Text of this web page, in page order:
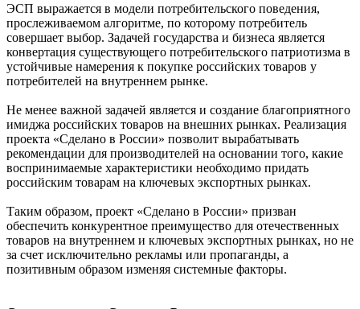
ЭСП выражается в модели потребительского поведения,
прослеживаемом алгоритме, по которому потребитель
совершает выбор. Задачей государства и бизнеса является
конвертация существующего потребительского патриотизма в
устойчивые намерения к покупке российских товаров у
потребителей на внутреннем рынке.
Не менее важной задачей является и создание благоприятного
имиджа российских товаров на внешних рынках. Реализация
проекта «Сделано в России» позволит вырабатывать
рекомендации для производителей на основании того, какие
воспринимаемые характеристики необходимо придать
российским товарам на ключевых экспортных рынках.
Таким образом, проект «Сделано в России» призван
обеспечить конкурентное преимущество для отечественных
товаров на внутреннем и ключевых экспортных рынках, но не
за счет исключительно рекламы или пропаганды, а
позитивным образом изменяя системные факторы.